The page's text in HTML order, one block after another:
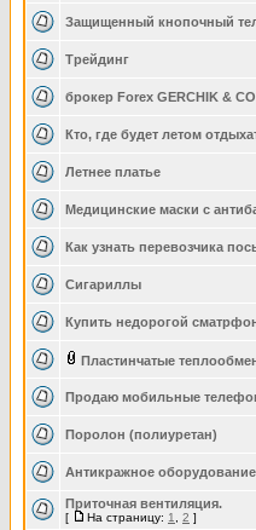
Защищенный кнопочный
Трейдинг
брокер Forex GERCHIK & CO
Кто, где будет летом
Летнее платье
Медицинские маски с
Как узнать перевозчика
Сигариллы
Купить недорогой
Пластинчатые
Продаю мобильные
Поролон (полиуретан)
Антикражное оборудование
Приточная вентиляция.
[ На страницу: 1 2 ]